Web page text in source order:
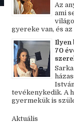
Az
ami
gyereke van, és
Ilyen
70
tevékenykedik. A
gyermekük is
Aktuális